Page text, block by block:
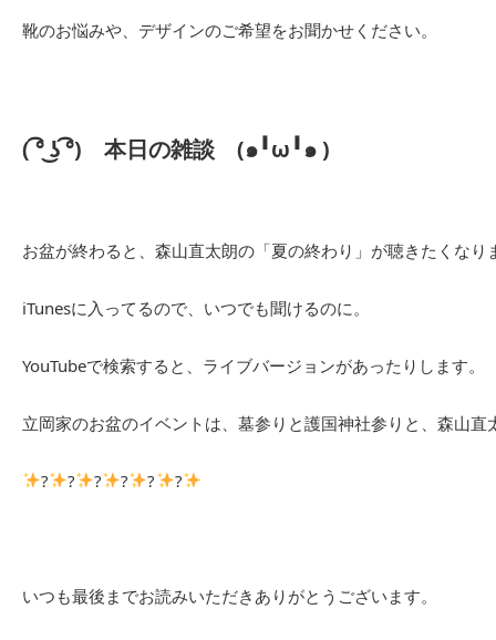
靴のお悩みや、デザインのご希望をお聞かせください。
( ͡° ͜ʖ ͡°) 本日の雑談 (๑╹ω╹๑ )
お盆が終わると、森山直太朗の「夏の終わり」が聴きたくなり
iTunesに入ってるので、いつでも聞けるのに。
YouTubeで検索すると、ライブバージョンがあったりします。
立岡家のお盆のイベントは、墓参りと護国神社参りと、森山直
? ? ? ? ? ?
いつも最後までお読みいただきありがとうございます。